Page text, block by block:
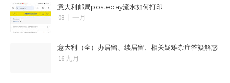
意大利邮局postepay流水如何打印
08 十一月
意大利（全）办居留、续居留、相关疑难杂症答疑解惑
16 九月